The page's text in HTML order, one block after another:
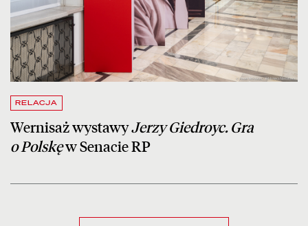
RELACJA
Wernisaż wystawyJerzy Giedroyc. Gra
o Polskęw Senacie RP